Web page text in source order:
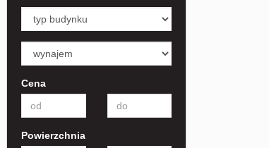
Cena
Powierzchnia